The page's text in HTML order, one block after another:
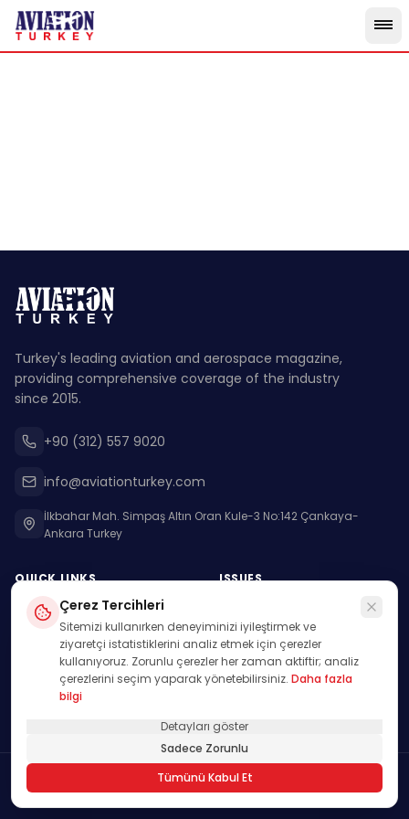
Skip to main content
Turkey's leading aviation and aerospace magazine,
providing comprehensive coverage of the industry
since 2015.
+90 (312) 557 9020
info@aviationturkey.com
İlkbahar Mah. Simpaş Altın Oran Kule-3 No:142 Çankaya-
Ankara Turkey
QUICK LINKS
News
Interviews
Authors
AT Calendar
ISSUES
Archive
© 2026 Aviation Turkey. All rights reserved.
Gizlilik & KVKK
Çerez Tercihleri
Sitemizi kullanırken deneyiminizi iyileştirmek ve
ziyaretçi istatistiklerini analiz etmek için çerezler
kullanıyoruz. Zorunlu çerezler her zaman aktiftir; analiz
çerezlerini seçim yaparak yönetebilirsiniz. Daha fazla
bilgi
Detayları göster
Sadece Zorunlu
Tümünü Kabul Et